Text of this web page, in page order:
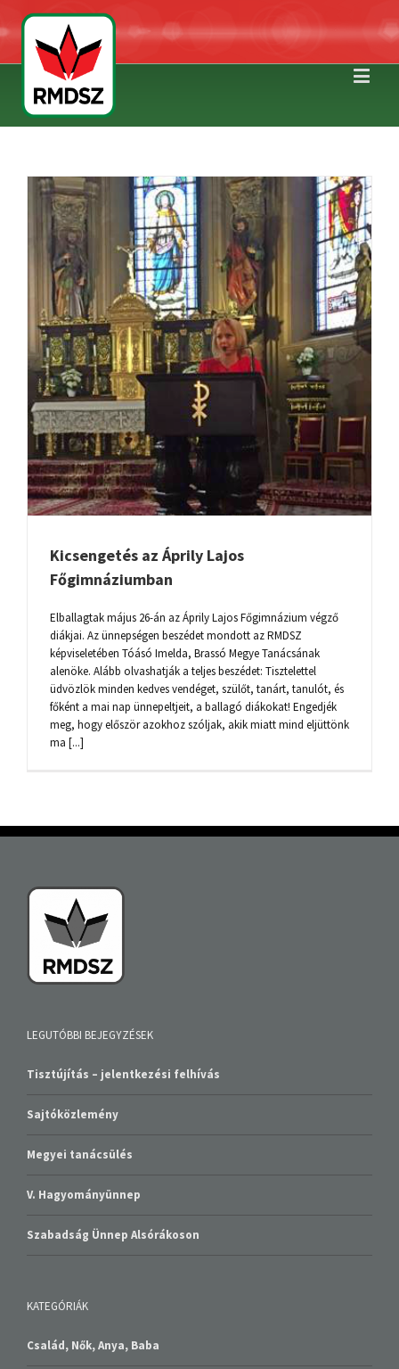
Kicsengetés az Áprily Lajos
Főgimnáziumban
Elballagtak május 26-án az Áprily Lajos Főgimnázium végző
diákjai. Az ünnepségen beszédet mondott az RMDSZ
képviseletében Tóásó Imelda, Brassó Megye Tanácsának
alenöke. Alább olvashatják a teljes beszédet: Tisztelettel
üdvözlök minden kedves vendéget, szülőt, tanárt, tanulót, és
főként a mai nap ünnepeltjeit, a ballagó diákokat! Engedjék
meg, hogy először azokhoz szóljak, akik miatt mind eljüttönk
ma [...]
LEGUTÓBBI BEJEGYZÉSEK
Tisztújítás – jelentkezési felhívás
Sajtóközlemény
Megyei tanácsülés
V. Hagyományünnep
Szabadság Ünnep Alsórákoson
KATEGÓRIÁK
Család, Nők, Anya, Baba